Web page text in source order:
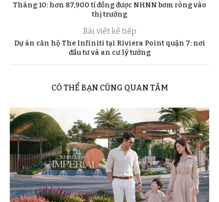
Tháng 10: hơn 87,900 tỉ đồng được NHNN bơm ròng vào
thị trường
Bài viết kế tiếp
Dự án căn hộ The Infiniti tại Riviera Point quận 7: nơi
đầu tư và an cư lý tưởng
CÓ THỂ BẠN CŨNG QUAN TÂM